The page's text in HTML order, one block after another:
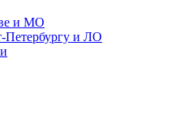
и МО
Петербургу и ЛО